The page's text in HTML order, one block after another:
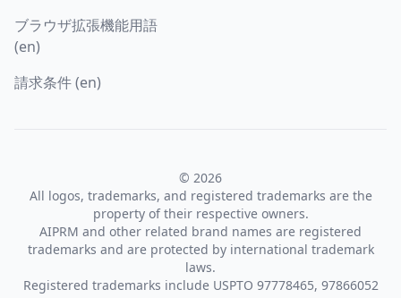
ブラウザ拡張機能用語
(en)
請求条件 (en)
© 2026
All logos, trademarks, and registered trademarks are the
property of their respective owners.
AIPRM and other related brand names are registered
trademarks and are protected by international trademark
laws.
Registered trademarks include USPTO 97778465, 97866052